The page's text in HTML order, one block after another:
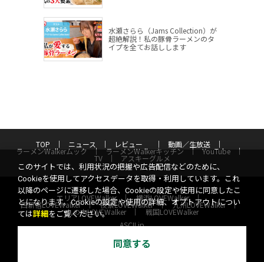
水瀬さらら（Jams Collection）が
超絶解説！私の豚骨ラーメンのタ
イプを全てお話しします
TOP ニュース レビュー 動画／生放送
ラーメンWalkerムック ラーメンWalkerキッチン YouTube
TV アスキーグルメ
エリアLOVEWalker 横浜LOVEWalker
西新宿LOVEWalker 夜景LOVEWalker 九州LOVEWalker
丸の内LOVEWalker
戦国LOVEWalker
ASCII.jp
プライバシーポリシー
お問い合わせ
このサイトでは、利用状況の把握や広告配信などのために、
Cookieを使用してアクセスデータを取得・利用しています。これ
以降のページに遷移した場合、Cookieの設定や使用に同意したこ
とになります。Cookieの設定や使用の詳細、オプトアウトについ
ては詳細 をご覧ください。
同意する